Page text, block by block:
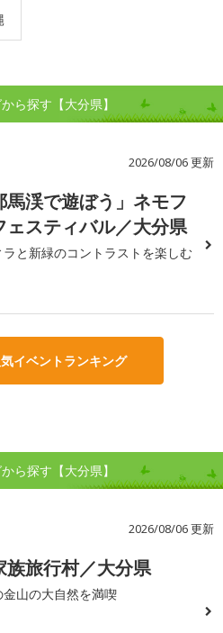
ら探す【大分県】
2026/08/06 更新
馬渓で遊ぼう」ネモフ
ェスティバル／大分県
ラと新緑のコントラストを楽しむ
イベントランキング
ら探す【大分県】
2026/08/06 更新
族旅行村／大分県
金山の大自然を満喫